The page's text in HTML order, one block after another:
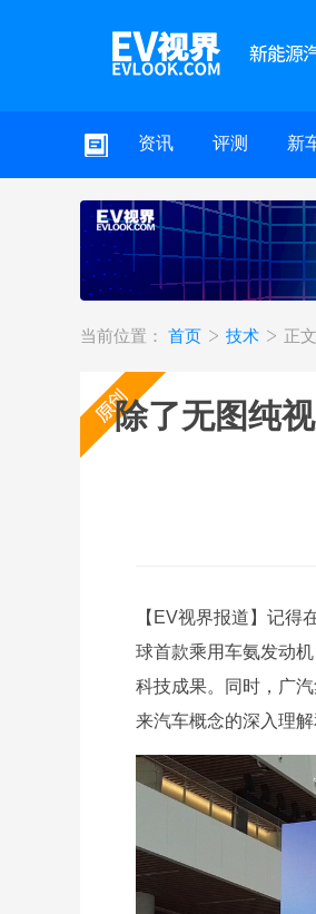
资讯 评测 新
当前位置： 首页 技术 正文
除了无图纯
【EV视界报道】记
球首款乘用车氨发动
科技成果。同时，广
来汽车概念的深入理解